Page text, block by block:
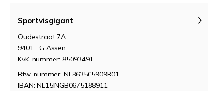
Sportvisgigant
Oudestraat 7A
9401 EG Assen
KvK-nummer: 85093491
Btw-nummer: NL863505909B01
IBAN: NL15INGB0675188911